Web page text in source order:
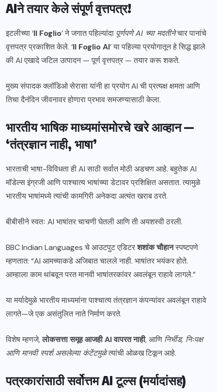
AIने तयार केले संपूर्ण वृत्तपत्र!
इटलीच्या ‘Il Foglio’ ने जगात पहिल्यांदा पूर्णपणे AI च्या मदतीनेचार पानांचे
वृत्तपत्र प्रकाशित केले. ‘Il Foglio AI’ या पहिल्या प्रयोगातून हे सिद्ध झाले
की AI एखादे जटिल उत्पादन — पूर्ण वृत्तपत्र — तयार करू शकते.
मुख्य संपादक क्लॉडिओ सेरासा यांनी हा प्रयोग AI ची प्रत्यक्ष क्षमता आणि
तिचा दैनंदिन जीवनावर होणारा प्रभाव समजण्यासाठी केला.
भारतीय भाषिक माध्यमांसमोरचे खरे आव्हान —
‘तंत्रज्ञान नाही, भाषा’
भारताची भाषा-विविधता ही AI साठी सर्वात मोठी अडचण आहे. बहुतेक AI
मॉडेल्स इंग्रजी आणि पाश्चात्य भाषांच्या डेटावर प्रशिक्षित असतात. त्यामुळे
भारतीय भाषांमध्ये त्यांची कामगिरी अनेकदा अत्यंत खराब ठरते.
बीबीसीने स्वतः AI भाषांतर चाचणी घेतली आणि ती अयशस्वी ठरली.
BBC Indian Languages चे आउटपुट एडिटरशशांक चौहानस्पष्टपणे
म्हणतात: “AI आमच्याकडे अजिबात चालले नाही. भाषांतर भयंकर होते.
आम्हाला काम थांबवून परत मानवी भाषांतरकांवर अवलंबून राहावे लागले.”
या मर्यादेमुळे भारतीय माध्यमांना पाश्चात्य तंत्रज्ञान कंपन्यांवर अवलंबून राहावे
लागते—जे एक असंतुलित नाते निर्माण करते.
विशेष म्हणजे,लोकसत्ता समूह आजही AI वापरत नाही, आणि निर्भीड, निःपक्ष
आणि मानवी स्पर्श असलेल्या कंटेंटमुळेत्यांची ओळख टिकून आहे.
पत्रकारांसाठी सर्वोत्तम AI टूल्स (मर्यादांसह)